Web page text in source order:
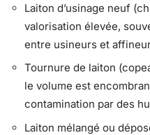
Laiton d’usinage neuf
valorisation élevée,
entre usineurs et
Tournure de laiton
le volume est
contamination par des
Laiton mélangé ou